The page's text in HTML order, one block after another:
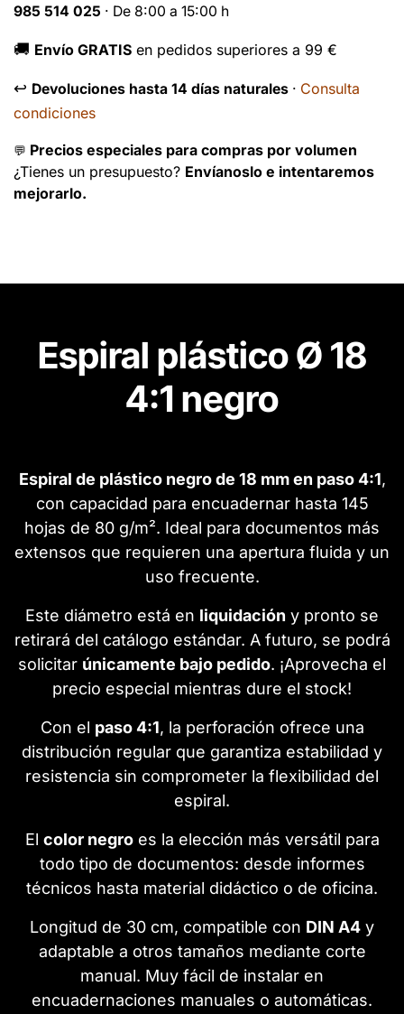
985 514 025 · De 8:00 a 15:00 h
🚚 Envío GRATIS en pedidos superiores a 99 €
↩️ Devoluciones hasta 14 días naturales · Consulta
condiciones
💬 Precios especiales para compras por volumen
¿Tienes un presupuesto? Envíanoslo e intentaremos
mejorarlo.
Espiral plástico Ø 18
4:1 negro
Espiral de plástico negro de 18 mm en paso 4:1,
con capacidad para encuadernar hasta 145
hojas de 80 g/m². Ideal para documentos más
extensos que requieren una apertura fluida y un
uso frecuente.
Este diámetro está en liquidación y pronto se
retirará del catálogo estándar. A futuro, se podrá
solicitar únicamente bajo pedido. ¡Aprovecha el
precio especial mientras dure el stock!
Con el paso 4:1, la perforación ofrece una
distribución regular que garantiza estabilidad y
resistencia sin comprometer la flexibilidad del
espiral.
El color negroes la elección más versátil para
todo tipo de documentos: desde informes
técnicos hasta material didáctico o de oficina.
Longitud de 30 cm, compatible con DIN A4 y
adaptable a otros tamaños mediante corte
manual. Muy fácil de instalar en
encuadernaciones manuales o automáticas.